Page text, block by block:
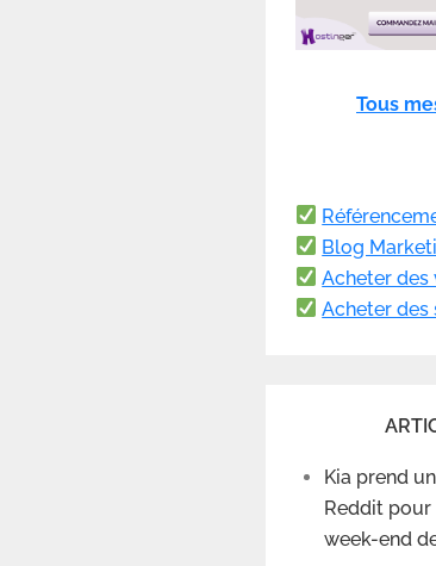
Tous
Blog
Acheter
Acheter
Kia prend
Reddit
week-end